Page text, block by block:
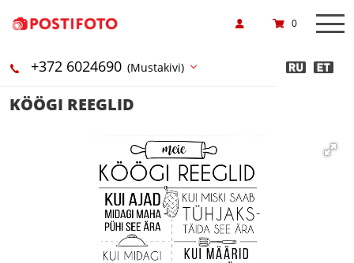
+372 6024690 (Mustakivi)
0
KÖÖGI REEGLID